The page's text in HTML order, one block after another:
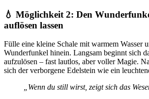
💧 Möglichkeit 2: Den
auflösen lassen
Fülle eine kleine Schale mit warmem Wasser
Wunderfunkel hinein. Langsam beginnt sich
aufzulösen – fast lautlos, aber voller Magie.
sich der verborgene Edelstein wie ein
„Wenn du still wirst, zeigt sich das